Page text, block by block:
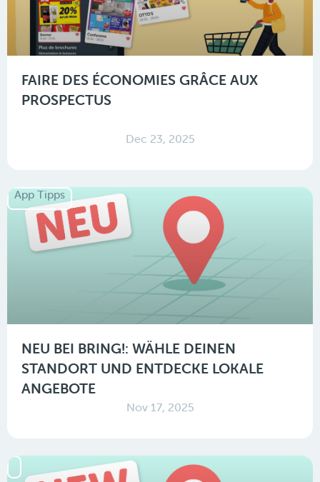
FAIRE DES ÉCONOMIES GRÂCE AUX
PROSPECTUS
Dec 23, 2025
App Tipps
NEU BEI BRING!: WÄHLE DEINEN
STANDORT UND ENTDECKE LOKALE
ANGEBOTE
Nov 17, 2025